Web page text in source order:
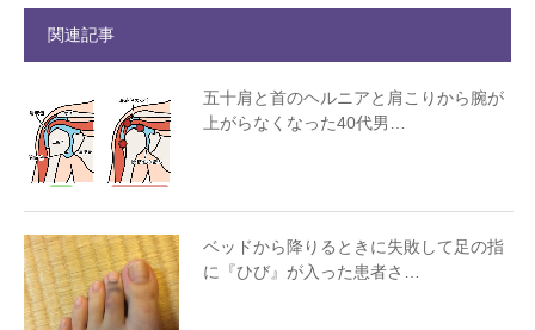
関連記事
五十肩と首のヘルニアと肩こりから腕が
上がらなくなった40代男…
ベッドから降りるときに失敗して足の指
に『ひび』が入った患者さ…